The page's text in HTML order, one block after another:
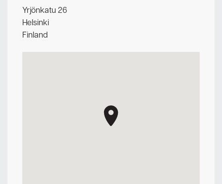
Yrjönkatu 26
Helsinki
Finland